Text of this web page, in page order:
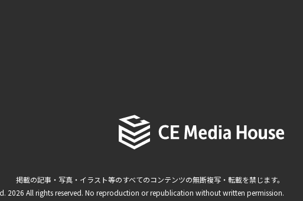
掲載の記事・写真・イラスト等のすべてのコンテンツの無断複写・転載を禁じます。
2026 All rights reserved. No reproduction or republication without written permission.